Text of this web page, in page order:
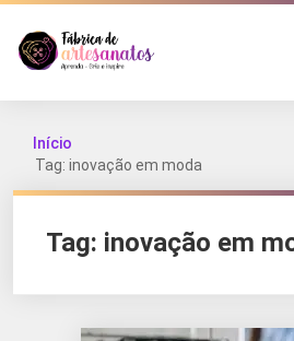
Início
Tag: inovação em moda
Tag: inovação em